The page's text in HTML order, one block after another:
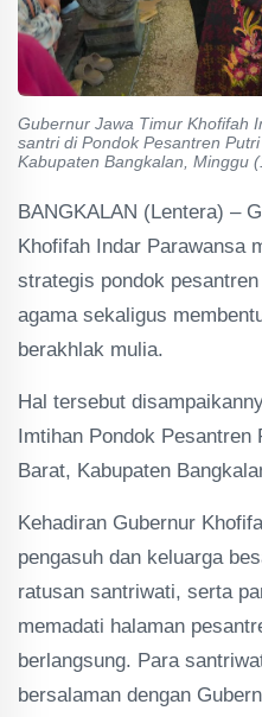
Gubernur Jawa Timur Khofifah
santri di Pondok Pesantren
Kabupaten Bangkalan, Minggu
BANGKALAN (Lentera) –
Khofifah Indar Parawansa
strategis pondok
agama sekaligus
berakhlak mulia.
Hal tersebut
Imtihan Pondok Pesantren
Barat, Kabupaten
Kehadiran Gubernur
pengasuh dan keluarga
ratusan santriwati, serta
memadati halaman
berlangsung. Para
bersalaman dengan